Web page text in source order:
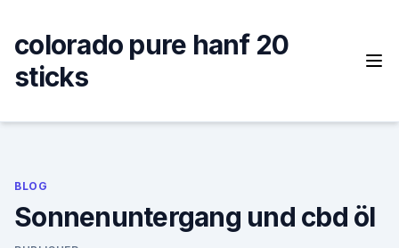
content
colorado pure hanf 20
sticks
BLOG
Sonnenuntergang und cbd öl